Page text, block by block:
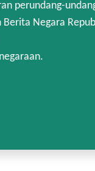
perundang-
Negara